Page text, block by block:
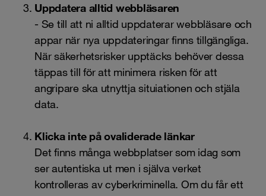
Uppdatera alltid webbläsaren
- Se till att ni alltid uppdaterar webbläsare och
appar när nya uppdateringar finns tillgängliga.
När säkerhetsrisker upptäcks behöver dessa
täppas till för att minimera risken för att
angripare ska utnyttja situiationen och stjäla
data.
Klicka inte på ovaliderade länkar
Det finns många webbplatsersom idag som
ser autentiska ut men i själva verket
kontrolleras av cyberkriminella. Om du får ett